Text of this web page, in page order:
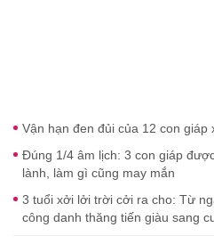
Vận hạn đen đủi của 12 con
Đúng 1/4 âm lịch: 3 con giáp
lành, làm gì cũng may mắn
3 tuổi xởi lởi trời cởi ra cho: Từ
công danh thăng tiến giàu sang